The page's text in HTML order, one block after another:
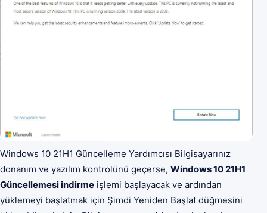
Windows 10 21H1 Güncelleme Yardımcısı Bilgisayarınız
donanım ve yazılım kontrolünü geçerse, Windows 10 21H1
Güncellemesi indirme işlemi başlayacak ve ardından
yüklemeyi başlatmak için Şimdi Yeniden Başlat düğmesini